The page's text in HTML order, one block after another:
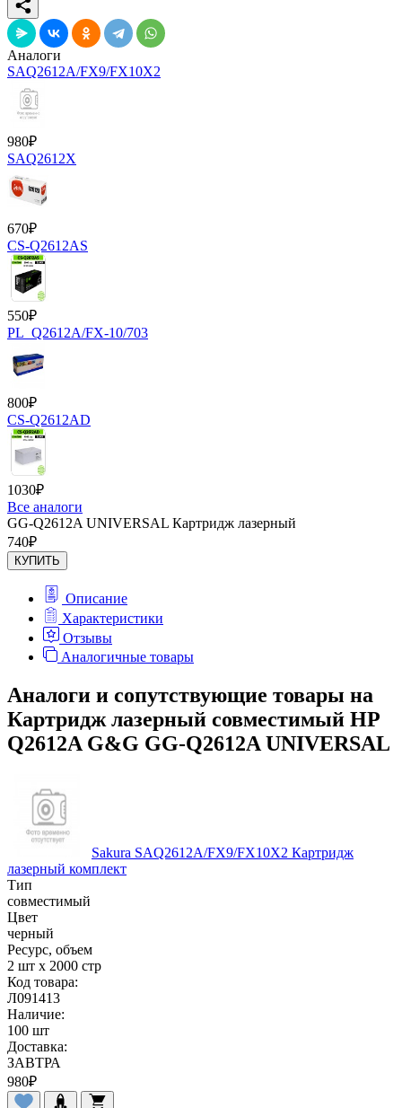
Аналоги
SAQ2612A/FX9/FX10X2
980₽
SAQ2612X
670₽
CS-Q2612AS
550₽
PL_Q2612A/FX-10/703
800₽
CS-Q2612AD
1030₽
Все аналоги
GG-Q2612A UNIVERSAL Картридж лазерный
740₽
КУПИТЬ
Описание
Характеристики
Отзывы
Аналогичные товары
Аналоги и сопутствующие товары на
Картридж лазерный совместимый HP
Q2612A G&G GG-Q2612A UNIVERSAL
Sakura SAQ2612A/FX9/FX10X2 Картридж
лазерный комплект
Тип
совместимый
Цвет
черный
Ресурс, объем
2 шт x 2000 стр
Код товара:
Л091413
Наличие:
100 шт
Доставка:
ЗАВТРА
980₽